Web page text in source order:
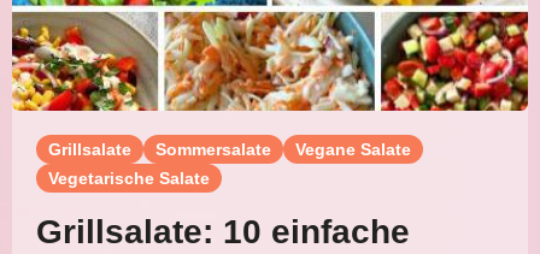
Grillsalate Sommersalate
Vegane Salate
Vegetarische Salate
Grillsalate: 10 einfache